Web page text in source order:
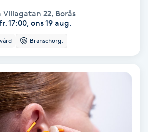
Villagatan 22, Borås
17:00, ons 19 aug.
Branschorg.